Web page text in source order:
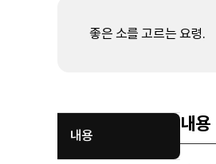
좋은 소를 고르는 요령.
내용
내용